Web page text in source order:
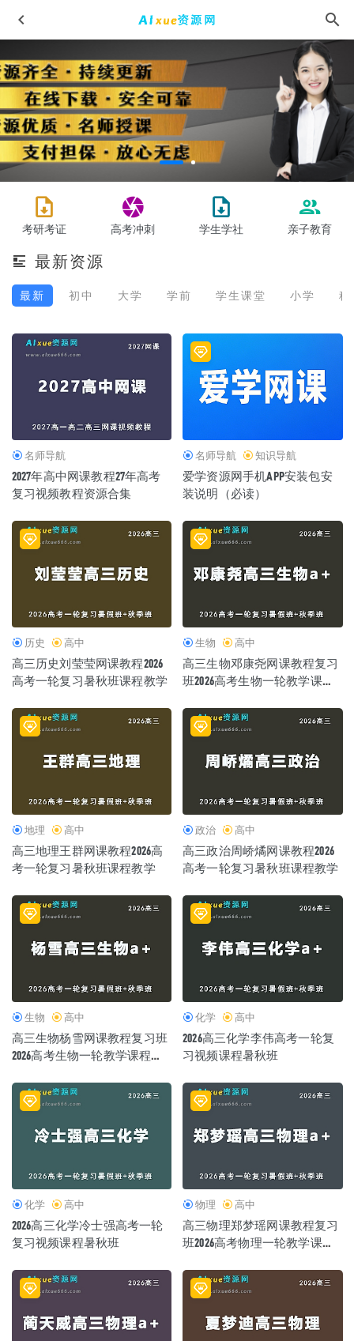
考研考证 高考冲刺 学生学社 亲子教育
最新资源
最新 初中 大学 学前 学生课堂 小学 科
名师导航
2027年高中网课教程27年高考
复习视频教程资源合集
名师导航 知识导航
爱学资源网手机APP安装包安
装说明（必读）
历史 高中
高三历史刘莹莹网课教程2026
高考一轮复习暑秋班课程教学
生物 高中
高三生物邓康尧网课教程复习
班2026高考生物一轮教学课程
地理 高中
高三地理王群网课教程2026高
考一轮复习暑秋班课程教学
政治 高中
高三政治周峤燏网课教程2026
高考一轮复习暑秋班课程教学
生物 高中
高三生物杨雪网课教程复习班
2026高考生物一轮教学课程暑
化学 高中
2026高三化学李伟高考一轮复
习视频课程暑秋班
化学 高中
2026高三化学冷士强高考一轮
复习视频课程暑秋班
物理 高中
高三物理郑梦瑶网课教程复习
班2026高考物理一轮教学课程
希望学2024都运欢初一历史（秋上·全国版·A+）【完结】
2024-04-26
乐乐课堂高中高考语文教程文言文实词虚词复习专题训练课
22年邓康曜高二生物教程，5.95G网课学习资料百度网盘下载
2022-06-10
塑造健康体魄和完美身材 2021-08-03
梁晓玲心理学课程 360度人际关系重塑训练营